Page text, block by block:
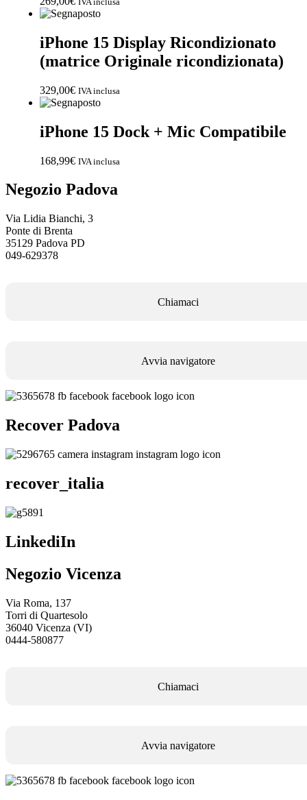
iPhone 15 Display Ricondizionato
(matrice Originale ricondizionata)
329,00€ IVA inclusa
iPhone 15 Dock + Mic Compatibile
168,99€ IVA inclusa
Negozio Padova
Via Lidia Bianchi, 3
Ponte di Brenta
35129 Padova PD
049-629378
Chiamaci
Avvia navigatore
Recover Padova
recover_italia
LinkediIn
Negozio Vicenza
Via Roma, 137
Torri di Quartesolo
36040 Vicenza (VI)
0444-580877
Chiamaci
Avvia navigatore